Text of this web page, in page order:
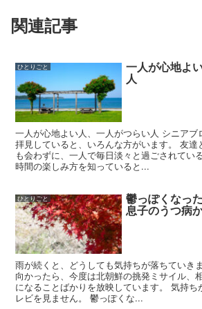
関連記事
ひとりごと 一人が心地よ
人
一人が心地よい人、一人がつらい人 シニアブ
拝見していると、いろんな方がいます。 友達
も会わずに、一人で毎日淡々と過ごされてい
時間の楽しみ方を知っていると...
ひとりごと 鬱っぽくなっ
息子のうつ病
雨が続くと、どうしても気持ちが落ちていき
向かったら、今度は北朝鮮の挑発ミサイル、
になることばかりを放映しています。 気持ち
レビを見ません。 鬱っぽくな...